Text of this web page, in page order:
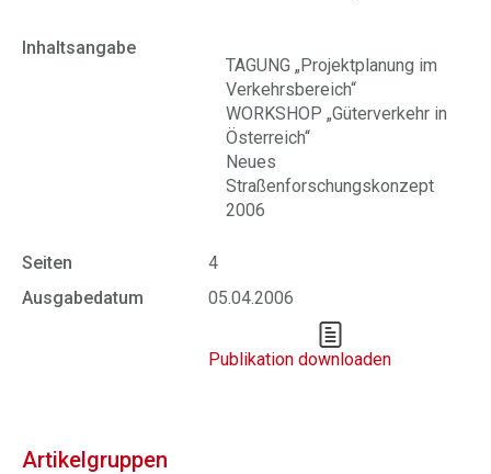
Inhaltsangabe
TAGUNG „Projektplanung im
Verkehrsbereich“
WORKSHOP „Güterverkehr in
Österreich“
Neues
Straßenforschungskonzept
2006
Seiten
4
Ausgabedatum
05.04.2006
Publikation downloaden
Artikelgruppen